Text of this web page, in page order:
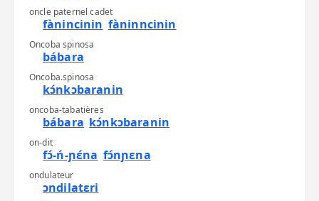
oncle paternel cadet
fànincinin fàninncinin
Oncoba spinosa
bábara
Oncoba.spinosa
kɔ́nkɔbaranin
oncoba-tabatières
bábara kɔ́nkɔbaranin
on-dit
fɔ́-ń-ɲɛ́na fɔ́nɲɛna
ondulateur
ɔndilatɛri